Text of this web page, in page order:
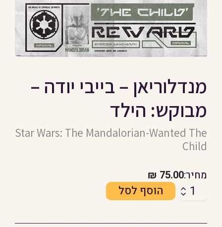
מנדלוריאן – בייבי יודה –
מבוקש: הילד
Star Wars: The Mandalorian-Wanted The
Child
מחיר:75.00
₪
כמות
הוסף לסל